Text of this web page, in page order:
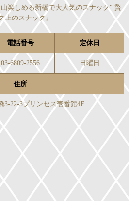
楽しめる新橋で大人気のスナック" 贅
上のスナック』
電話番号
03-6809-2556
定休日
日曜日
住所
3-22-3プリンセス壱番館4F